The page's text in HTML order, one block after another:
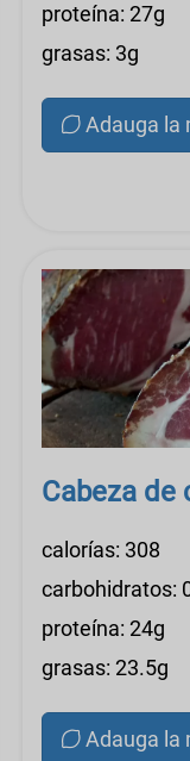
proteína: 27g
grasas: 3g
Adauga la
Cabeza de
calorías: 308
carbohidratos:
proteína: 24g
grasas: 23.5g
Adauga la